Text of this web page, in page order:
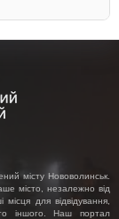
місту Нововолинськ.
місто, незалежно від
для відвідування,
іншого. Наш портал